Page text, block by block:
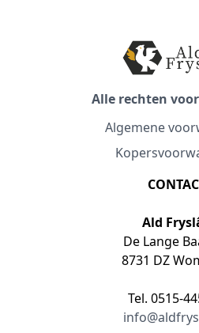
Alle rechten
Algemene
Ald
De Lange
8731 DZ
Tel. 0515-